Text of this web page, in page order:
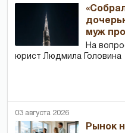
муж
На
юрист Людмила Головина
03 августа 2026
Рынок